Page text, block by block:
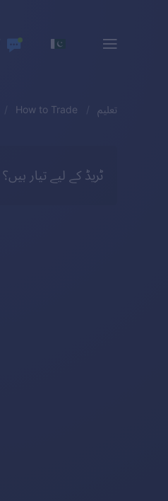
تعلیم How to Trade
ٹریڈ کے لیے تیار ہیں؟